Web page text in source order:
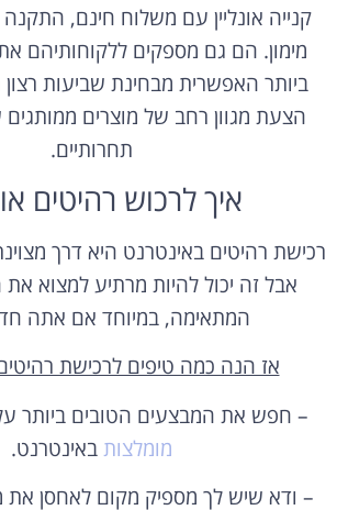
קנייה אונליין עם משלוח חינם,
מימון. הם גם מספקים ללקוחותיהם
ביותר האפשרית מבחינת שביעות רצון
הצעת מגוון רחב של מוצרים ממותגים
תחרותיים.
איך לרכוש רהיטים
רכישת רהיטים באינטרנט היא דרך
אבל זה יכול להיות מרתיע למצוא
המתאימה, במיוחד אם אתה
אז הנה כמה טיפים לרכישת
– חפש את המבצעים הטובים ביותר
מומלצותבאינטרנט.
– ודא שיש לך מספיק מקום לאחסן